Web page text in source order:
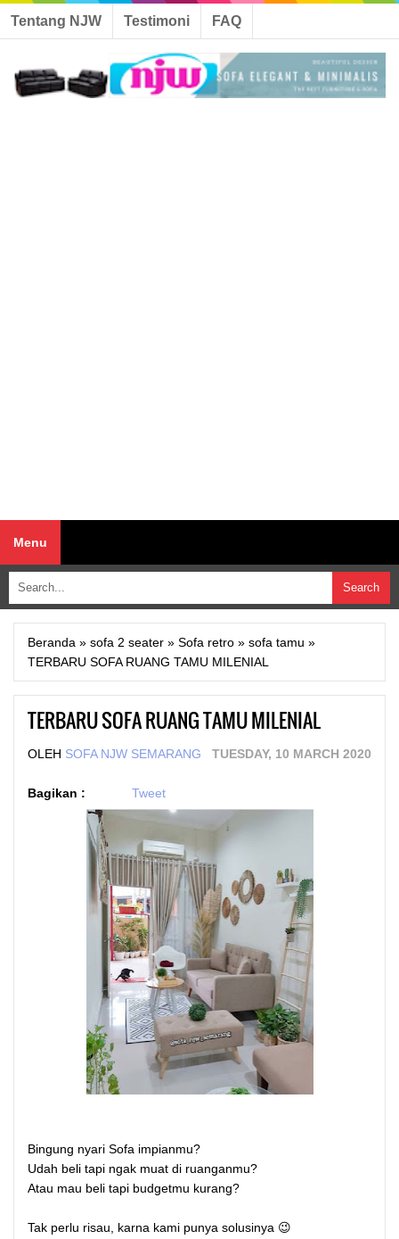
Tentang NJW Testimoni FAQ
Menu
Beranda » sofa 2 seater » Sofa retro » sofa tamu »
TERBARU SOFA RUANG TAMU MILENIAL
TERBARU SOFA RUANG TAMU MILENIAL
OLEH SOFA NJW SEMARANG TUESDAY, 10 MARCH 2020
Bagikan : Tweet
Bingung nyari Sofa impianmu?
Udah beli tapi ngak muat di ruanganmu?
Atau mau beli tapi budgetmu kurang?
Tak perlu risau, karna kami punya solusinya 😉